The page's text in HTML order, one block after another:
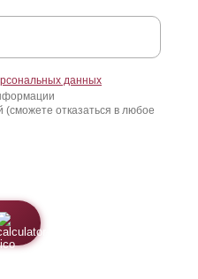
данных
отказаться в любое